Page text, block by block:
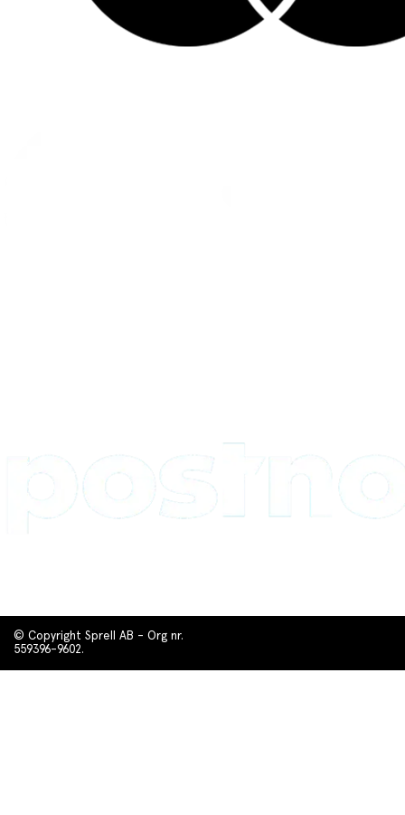
© Copyright Sprell AB - Org nr.
559396-9602.